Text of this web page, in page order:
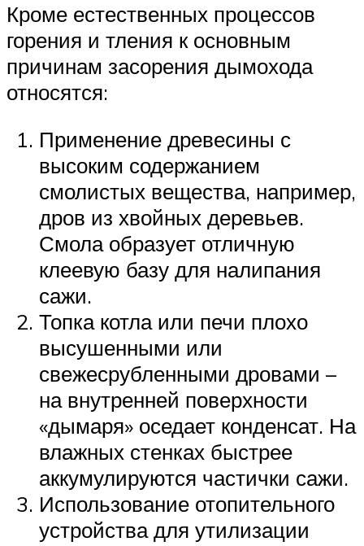
Кроме естественных процессов
горения и тления к основным
причинам засорения дымохода
относятся:
Применение древесины с
высоким содержанием
смолистых вещества, например,
дров из хвойных деревьев.
Смола образует отличную
клеевую базу для налипания
сажи.
Топка котла или печи плохо
высушенными или
свежесрубленными дровами –
на внутренней поверхности
«дымаря» оседает конденсат. На
влажных стенках быстрее
аккумулируются частички сажи.
Использование отопительного
устройства для утилизации